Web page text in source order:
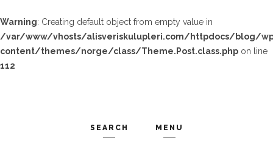
Warning: Creating default object from empty value in
/var/www/vhosts/alisveriskulupleri.com/httpdocs/blog/
content/themes/norge/class/Theme.Post.class.php on line
112
SEARCH MENU